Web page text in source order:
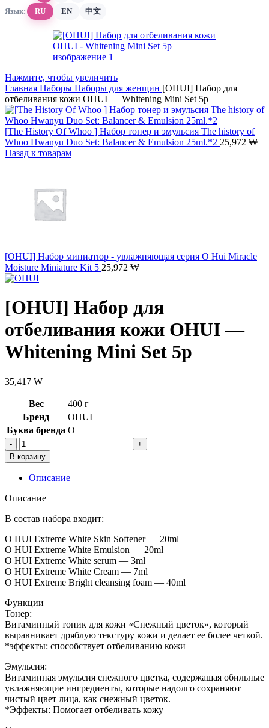
Язык:
RU EN 中文
Нажмите, чтобы увеличить
Главная Наборы Наборы для женщин [OHUI] Набор для
отбеливания кожи OHUI — Whitening Mini Set 5p
[The History Of Whoo ] Набор тонер и эмульсия The history of
Whoo Hwanyu Duo Set: Balancer & Emulsion 25ml.*2 25,972 ₩
Назад к товарам
[OHUI] Набор миниатюр - увлажняющая серия O Hui Miracle
Moisture Miniature Kit 5 25,972 ₩
[OHUI] Набор для
отбеливания кожи OHUI —
Whitening Mini Set 5p
35,417 ₩
Вес
400 г
Бренд
OHUI
Буква бренда O
Количество
товара
[OHUI]
Набор
для
отбеливания
OHUI
Whitening
Mini
Set
5p
В корзину
Описание
Описание
В состав набора входит:
O HUI Extreme White Skin Softener — 20ml
O HUI Extreme White Emulsion — 20ml
O HUI Extreme White serum — 3ml
O HUI Extreme White Cream — 7ml
O HUI Extreme Bright cleansing foam — 40ml
Функции
Тонер:
Витаминный тоник для кожи «Снежный цветок», который
выравнивает дряблую текстуру кожи и делает ее более четкой.
*эффекты: способствует отбеливанию кожи
Эмульсия:
Витаминная эмульсия снежного цветка, содержащая обильные
увлажняющие ингредиенты, которые надолго сохраняют
чистый цвет лица, как снежный цветок.
*Эффекты: Помогает отбеливать кожу